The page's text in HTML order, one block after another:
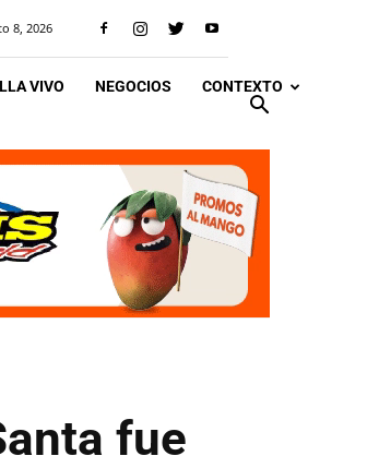
8, 2026
VIVO NEGOCIOS CONTEXTO
fue